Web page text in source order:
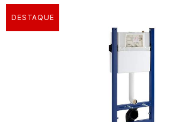
DESTAQUE